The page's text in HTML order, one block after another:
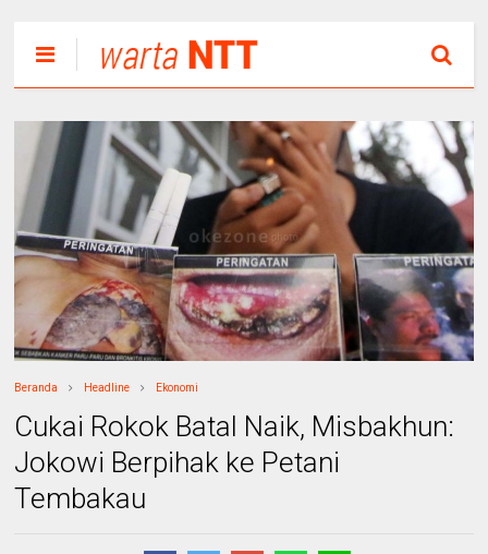
Beranda Headline Ekonomi
Cukai Rokok Batal Naik, Misbakhun:
Jokowi Berpihak ke Petani
Tembakau